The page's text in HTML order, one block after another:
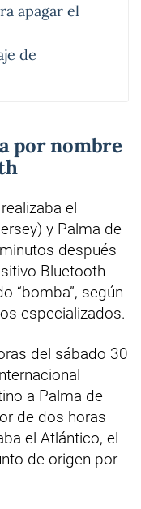
apagar el
de
por nombre
el
y Palma de
después
Bluetooth
“bomba”, según
especializados.
del sábado 30
a Palma de
de dos horas
el Atlántico, el
de origen por